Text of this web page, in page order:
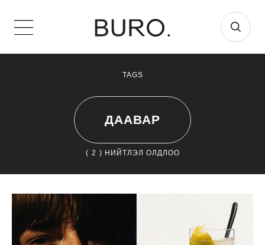
TAGS
ДААВАР
( 2 ) НИЙТЛЭЛ ОЛДЛОО